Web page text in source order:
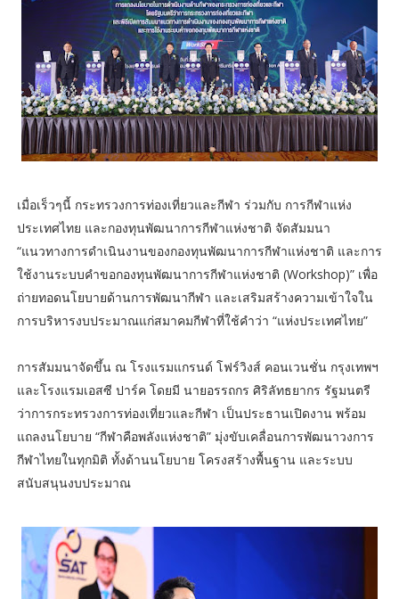
เมื่อเร็วๆนี้ กระทรวงการท่องเที่ยวและกีฬา ร่วมกับ การกีฬาแห่ง
ประเทศไทย และกองทุนพัฒนาการกีฬาแห่งชาติ จัดสัมมนา
“แนวทางการดำเนินงานของกองทุนพัฒนาการกีฬาแห่งชาติ และการ
ใช้งานระบบคำขอกองทุนพัฒนาการกีฬาแห่งชาติ (Workshop)” เพื่อ
ถ่ายทอดนโยบายด้านการพัฒนากีฬา และเสริมสร้างความเข้าใจใน
การบริหารงบประมาณแก่สมาคมกีฬาที่ใช้คำว่า “แห่งประเทศไทย”
การสัมมนาจัดขึ้น ณ โรงแรมแกรนด์ โฟร์วิงส์ คอนเวนชั่น กรุงเทพฯ
และโรงแรมเอสซี ปาร์ค โดยมี นายอรรถกร ศิริลัทธยากร รัฐมนตรี
ว่าการกระทรวงการท่องเที่ยวและกีฬา เป็นประธานเปิดงาน พร้อม
แถลงนโยบาย “กีฬาคือพลังแห่งชาติ” มุ่งขับเคลื่อนการพัฒนาวงการ
กีฬาไทยในทุกมิติ ทั้งด้านนโยบาย โครงสร้างพื้นฐาน และระบบ
สนับสนุนงบประมาณ